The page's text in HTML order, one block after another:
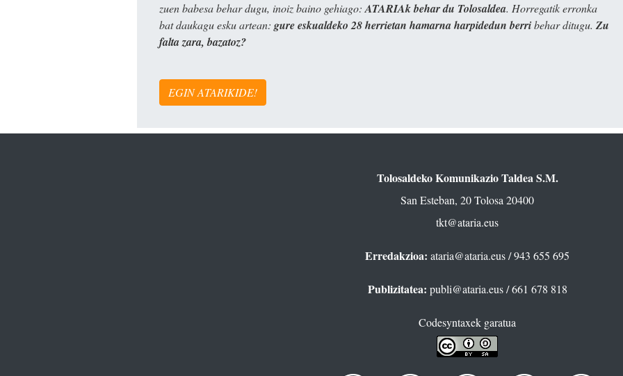
zuen babesa behar dugu, inoiz baino gehiago:ATARIAk behar du Tolosaldea. Horregatik erronka
bat daukagu esku artean: gure eskualdeko 28 herrietan hamarna harpidedun berribehar ditugu. Zu
falta zara, bazatoz?
EGIN ATARIKIDE!
Tolosaldeko Komunikazio Taldea S.M.
San Esteban, 20 Tolosa 20400
tkt@ataria.eus
Erredakzioa: ataria@ataria.eus/ 943 655 695
Publizitatea: publi@ataria.eus/ 661 678 818
Codesyntaxek garatua